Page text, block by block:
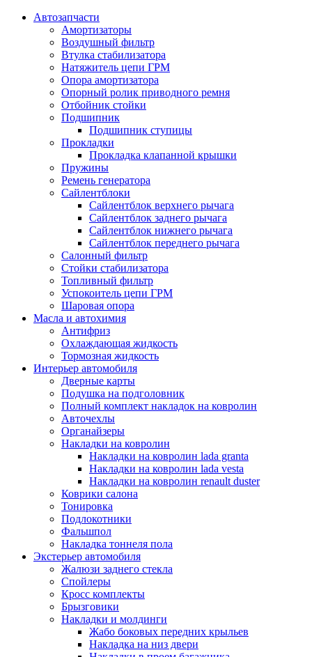
Автозапчасти
Амортизаторы
Воздушный фильтр
Втулка стабилизатора
Натяжитель цепи ГРМ
Опора амортизатора
Опорный ролик приводного ремня
Отбойник стойки
Подшипник
Подшипник ступицы
Прокладки
Прокладка клапанной крышки
Пружины
Ремень генератора
Сайлентблоки
Сайлентблок верхнего рычага
Сайлентблок заднего рычага
Сайлентблок нижнего рычага
Сайлентблок переднего рычага
Салонный фильтр
Стойки стабилизатора
Топливный фильтр
Успокоитель цепи ГРМ
Шаровая опора
Масла и автохимия
Антифриз
Охлаждающая жидкость
Тормозная жидкость
Интерьер автомобиля
Дверные карты
Подушка на подголовник
Полный комплект накладок на ковролин
Авточехлы
Органайзеры
Накладки на ковролин
Накладки на ковролин lada granta
Накладки на ковролин lada vesta
Накладки на ковролин renault duster
Коврики салона
Тонировка
Подлокотники
Фальшпол
Накладка тоннеля пола
Экстерьер автомобиля
Жалюзи заднего стекла
Спойлеры
Кросс комплекты
Брызговики
Накладки и молдинги
Жабо боковых передних крыльев
Накладка на низ двери